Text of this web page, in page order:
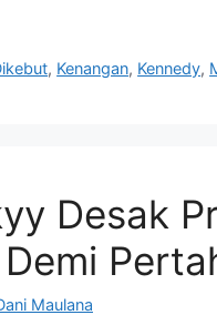
, Kenangan, Kennedy,
Desak
Maulana